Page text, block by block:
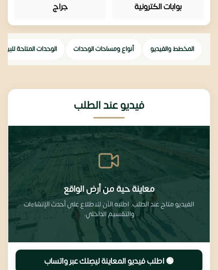
بوابات الكترونية جراج
المخطط والفيديو أنواع ومساحات الوحدات الوحدات المتاحة للبيع
فيديو عند الطلب
معاينة حية من أرض الواقع
الفيديو متاح عند الطلب. اطلبه الآن للاطلاع على أحدث الإنشاءات
والتقسيم الداخلي.
🟢 اطلب فيديو المعاينة ليصِلك عبر واتساب